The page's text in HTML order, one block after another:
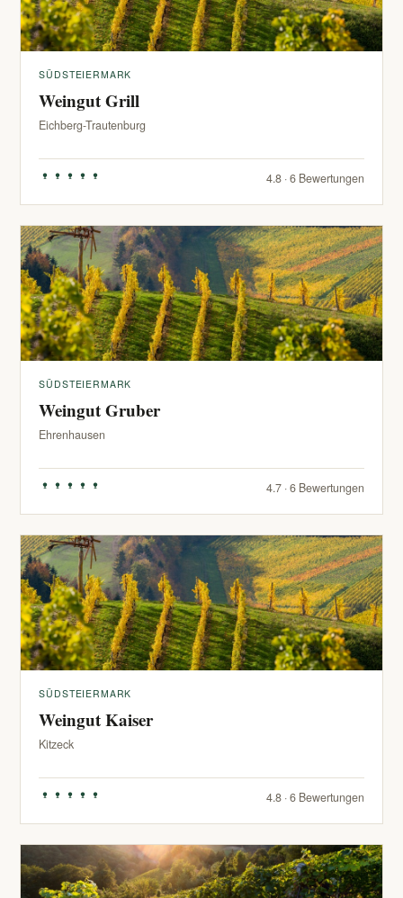
SÜDSTEIERMARK
Weingut Grill
Eichberg-Trautenburg
4.8 · 6 Bewertungen
SÜDSTEIERMARK
Weingut Gruber
Ehrenhausen
4.7 · 6 Bewertungen
SÜDSTEIERMARK
Weingut Kaiser
Kitzeck
4.8 · 6 Bewertungen